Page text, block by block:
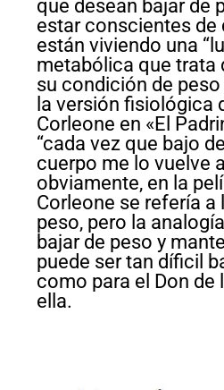
que desean bajar de
estar conscientes de
están viviendo una
metabólica que trata
su condición de
la versión fisiológica
Corleone en «El
“cada vez que bajo
cuerpo me lo vuelve
obviamente, en la
Corleone se refería a
peso, pero la
bajar de peso y
puede ser tan díficil
como para el Don de
ella.